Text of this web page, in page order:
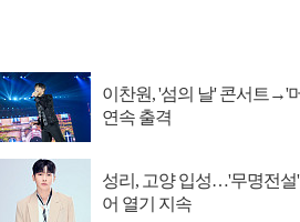
이찬원, '섬의 날' 콘서트→'
연속 출격
성리, 고양 입성…'무명전설
어 열기 지속